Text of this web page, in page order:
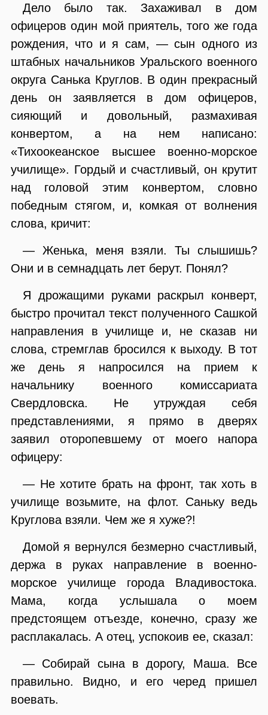
Дело было так. Захаживал в дом
офицеров один мой приятель, того же года
рождения, что и я сам, — сын одного из
штабных начальников Уральского военного
округа Санька Круглов. В один прекрасный
день он заявляется в дом офицеров,
сияющий и довольный, размахивая
конвертом, а на нем написано:
«Тихоокеанское высшее военно-морское
училище». Гордый и счастливый, он крутит
над головой этим конвертом, словно
победным стягом, и, комкая от волнения
слова, кричит:
— Женька, меня взяли. Ты слышишь?
Они и в семнадцать лет берут. Понял?
Я дрожащими руками раскрыл конверт,
быстро прочитал текст полученного Сашкой
направления в училище и, не сказав ни
слова, стремглав бросился к выходу. В тот
же день я напросился на прием к
начальнику военного комиссариата
Свердловска. Не утруждая себя
представлениями, я прямо в дверях
заявил оторопевшему от моего напора
офицеру:
— Не хотите брать на фронт, так хоть в
училище возьмите, на флот. Саньку ведь
Круглова взяли. Чем же я хуже?!
Домой я вернулся безмерно счастливый,
держа в руках направление в военно-
морское училище города Владивостока.
Мама, когда услышала о моем
предстоящем отъезде, конечно, сразу же
расплакалась. А отец, успокоив ее, сказал:
— Собирай сына в дорогу, Маша. Все
правильно. Видно, и его черед пришел
воевать.